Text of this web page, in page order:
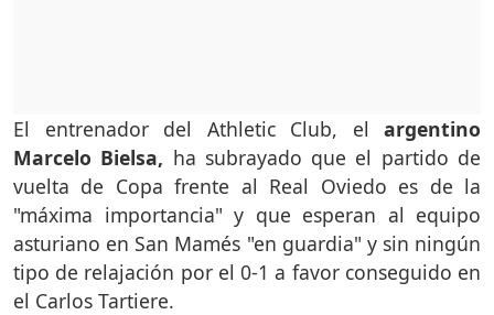
El entrenador del Athletic Club, el argentino
Marcelo Bielsa, ha subrayado que el partido de
vuelta de Copa frente al Real Oviedo es de la
"máxima importancia" y que esperan al equipo
asturiano en San Mamés "en guardia" y sin ningún
tipo de relajación por el 0-1 a favor conseguido en
el Carlos Tartiere.